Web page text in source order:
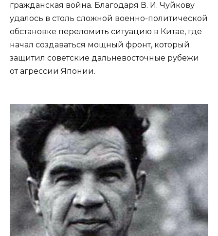
гражданская война. Благодаря В. И. Чуйкову
удалось в столь сложной военно-политической
обстановке переломить ситуацию в Китае, где
начал создаваться мощный фронт, который
защитил советские дальневосточные рубежи
от агрессии Японии.